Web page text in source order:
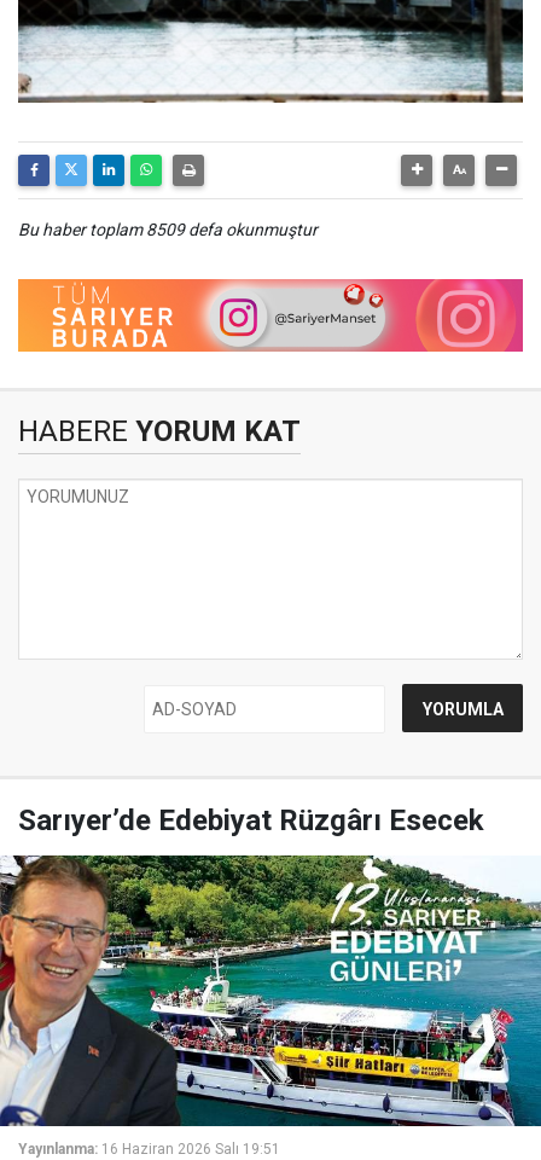
Bu haber toplam 8509 defa okunmuştur
HABERE YORUM KAT
Sarıyer’de Edebiyat Rüzgârı Esecek
Yayınlanma: 16 Haziran 2026 Salı 19:51